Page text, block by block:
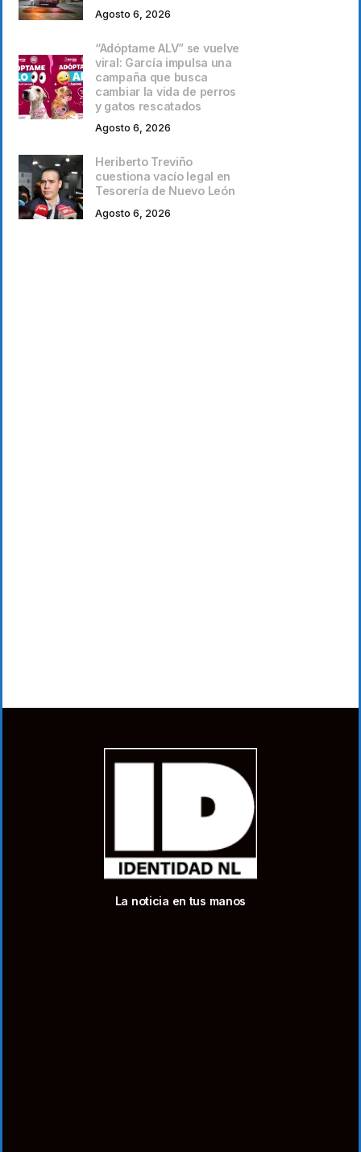
Agosto 6, 2026
“Adóptame ALV” se vuelve
viral: García impulsa una
campaña que busca
cambiar la vida de perros
y gatos rescatados
Agosto 6, 2026
Heriberto Treviño
cuestiona vacío legal en
Tesorería de Nuevo León
Agosto 6, 2026
La noticia en tus manos